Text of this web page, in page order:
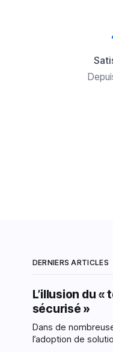
DERNIERS ARTICLES
L’illusion du «
sécurisé »
Dans de
l’adoption de